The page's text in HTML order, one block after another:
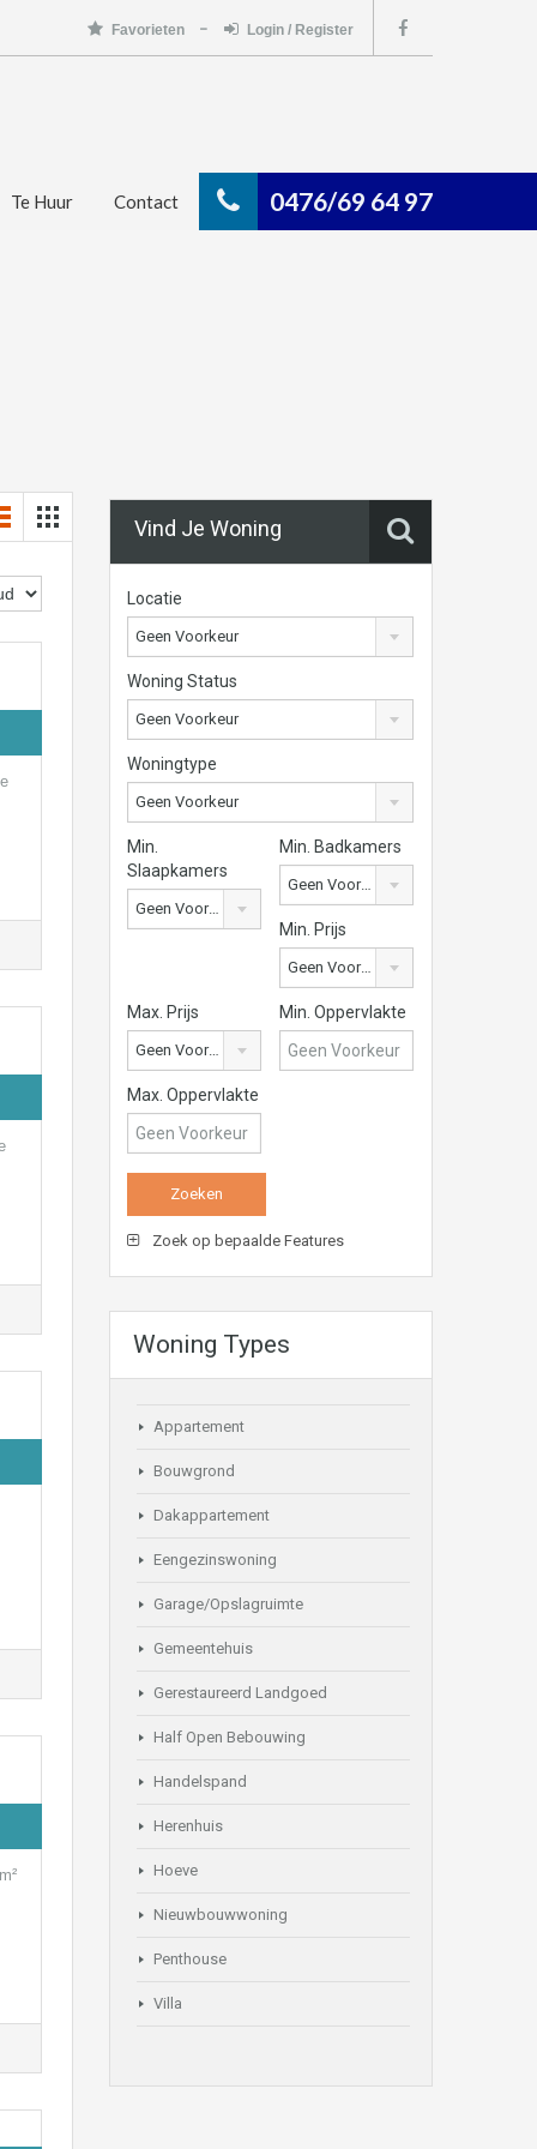
Favorieten Login / Register
0476/69 64 97
Te Huur Contact
Vind Je Woning
Locatie
Geen Voorkeur
Woning Status
Geen Voorkeur
Woningtype
Geen Voorkeur
Min.
Slaapkamers
Geen Voorkeur
Min. Badkamers
Geen Voorkeur
Min. Prijs
Geen Voorkeur
Max. Prijs
Geen Voorkeur
Min. Oppervlakte
Max. Oppervlakte
Zoek op bepaalde Features
Woning Types
Appartement
Bouwgrond
Dakappartement
Eengezinswoning
Garage/Opslagruimte
Gemeentehuis
Gerestaureerd Landgoed
Half Open Bebouwing
Handelspand
Herenhuis
Hoeve
Nieuwbouwwoning
Penthouse
Villa